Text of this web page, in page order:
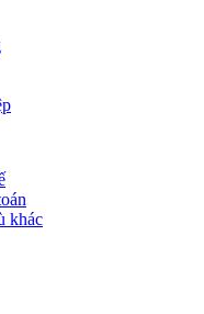
khác